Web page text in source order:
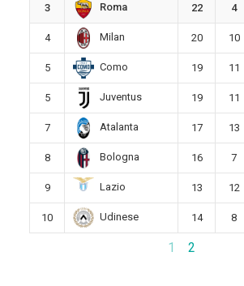
3 Roma 22 4
4 Milan 20 10
5 Como 19 11
5 Juventus 19 11
7 Atalanta 17 13
8 Bologna 16 7
9 Lazio 13 12
10 Udinese 14 8
1 2